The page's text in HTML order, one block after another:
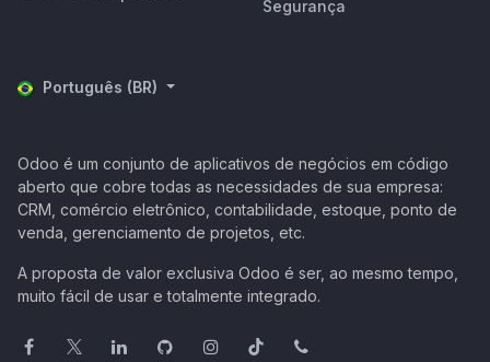
Segurança
Português (BR)
Odoo é um conjunto de aplicativos de negócios em código
aberto que cobre todas as necessidades de sua empresa:
CRM, comércio eletrônico, contabilidade, estoque, ponto de
venda, gerenciamento de projetos, etc.
A proposta de valor exclusiva Odoo é ser, ao mesmo tempo,
muito fácil de usar e totalmente integrado.